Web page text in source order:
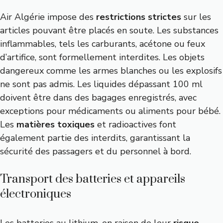
Air Algérie impose des restrictions strictes sur les
articles pouvant être placés en soute. Les substances
inflammables, tels les carburants, acétone ou feux
d’artifice, sont formellement interdites. Les objets
dangereux comme les armes blanches ou les explosifs
ne sont pas admis. Les liquides dépassant 100 ml
doivent être dans des bagages enregistrés, avec
exceptions pour médicaments ou aliments pour bébé.
Les matières toxiques et radioactives font
également partie des interdits, garantissant la
sécurité des passagers et du personnel à bord.
Transport des batteries et appareils
électroniques